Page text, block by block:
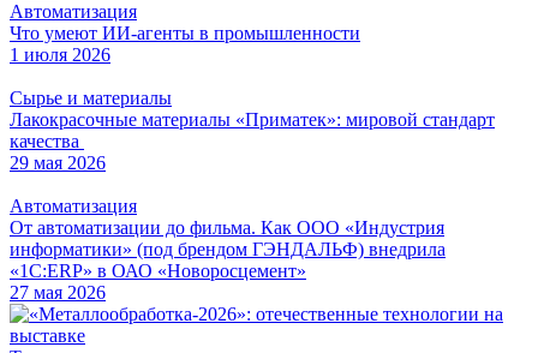
Автоматизация
Что умеют ИИ-агенты в промышленности
1 июля 2026
Сырье и материалы
Лакокрасочные материалы «Приматек»: мировой стандарт
качества
29 мая 2026
Автоматизация
От автоматизации до фильма. Как ООО «Индустрия
информатики» (под брендом ГЭНДАЛЬФ) внедрила
«1С:ERP» в ОАО «Новоросцемент»
27 мая 2026